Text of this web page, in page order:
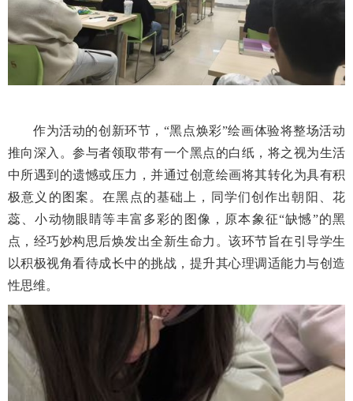
作为活动的创新环节， “黑点焕彩”绘画体验将整场活动
推向深入。参与者领取带有一个黑点的白纸，将之视为生活
中所遇到的遗憾或压力，并通过创意绘画将其转化为具有积
极意义的图案。在黑点的基础上，同学们创作出朝阳、花
蕊、小动物眼睛等丰富多彩的图像，原本象征“缺憾”的黑
点，经巧妙构思后焕发出全新生命力。该环节旨在引导学生
以积极视角看待成长中的挑战，提升其心理调适能力与创造
性思维。